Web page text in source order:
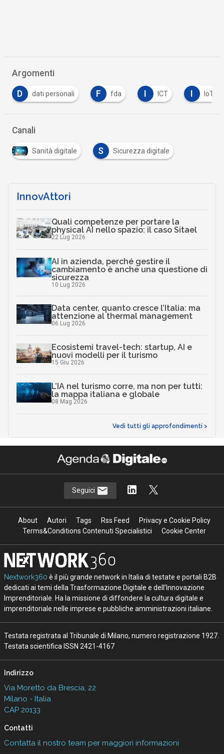
Argomenti
F fda I I P R
Canali
Sanità digitale S Sicurezza digitale
InnovAttori
Quali competenze per portare la
physical AI nello spazio: il caso Sitael
22 Lug 2026
AI in azienda, perché gestire il
cambiamento è anche una questione di
sicurezza
10 Lug 2026
Data center, quanto cresce l’Italia: ma
attenzione al thermal management
06 Lug 2026
Ecosistemi travel-tech: startup, AI e
nuovi modelli per il turismo
15 Giu 2026
L’IA nel turismo corre, ma non per tutti:
la mappa italiana e globale
08 Mag 2026
Vedi tutti gli approfondimenti >
Seguici
About Autori Tags Rss Feed
Privacy e Cookie Policy
Terms&Conditions Contenuti Specialistici
Cookie Center
Nextwork360 è il più grande network in Italia di testate e portali B2B
dedicati ai temi della Trasformazione Digitale e dell’Innovazione
Imprenditoriale. Ha la missione di diffondere la cultura digitale e
imprenditoriale nelle imprese e pubbliche amministrazioni italiane.
Testata registrata al Tribunale di Milano, numero registrazione 1927.
Testata scientifica ISSN 2421-4167
Indirizzo
Via Moretto da Brescia, 22
Milano - Italia
CAP 20133
Contatti
Contatta il nostro team per maggiori informazioni